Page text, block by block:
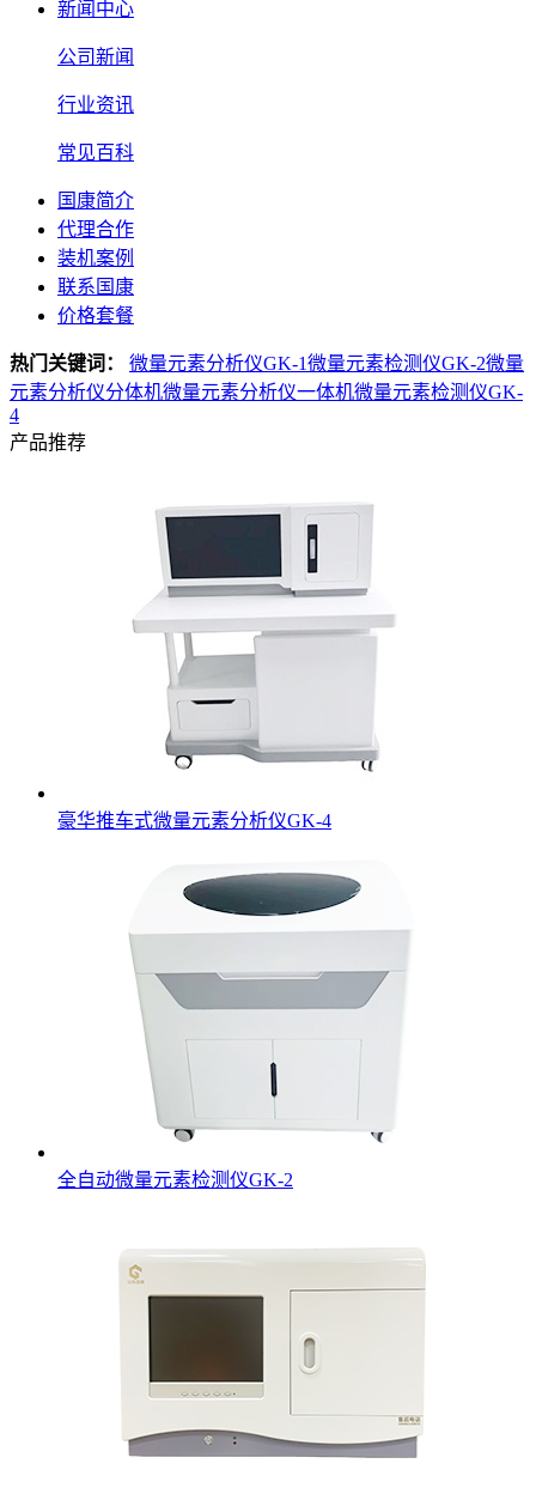
新闻中心
公司新闻
行业资讯
常见百科
国康简介
代理合作
装机案例
联系国康
价格套餐
热门关键词： 微量元素分析仪GK-1微量元素检测仪GK-2微量
元素分析仪分体机微量元素分析仪一体机微量元素检测仪GK-
4
产品推荐
豪华推车式微量元素分析仪GK-4
全自动微量元素检测仪GK-2